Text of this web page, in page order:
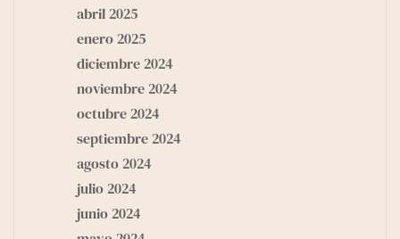
abril 2025
enero 2025
diciembre 2024
noviembre 2024
octubre 2024
septiembre 2024
agosto 2024
julio 2024
junio 2024